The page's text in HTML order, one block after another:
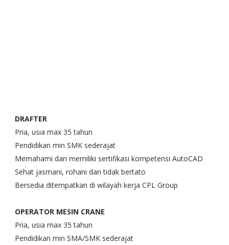
DRAFTER
Pria, usia max 35 tahun
Pendidikan min SMK sederajat
Memahami dan memiliki sertifikasi kompetensi AutoCAD
Sehat jasmani, rohani dan tidak bertato
Bersedia ditempatkan di wilayah kerja CPL Group
OPERATOR MESIN CRANE
Pria, usia max 35 tahun
Pendidikan min SMA/SMK sederajat